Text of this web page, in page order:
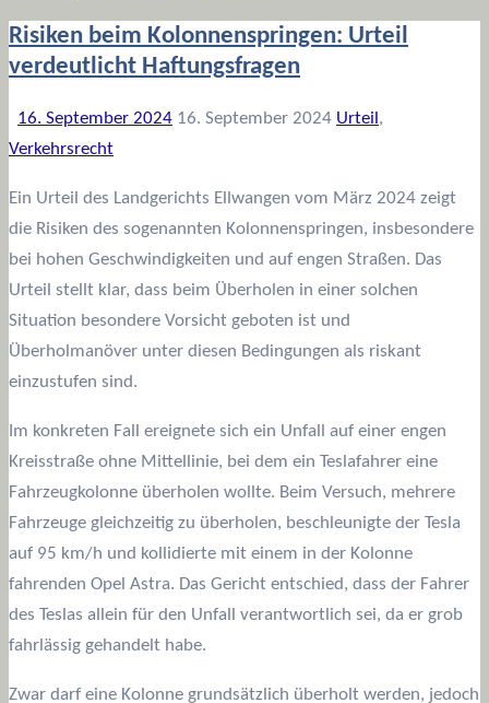
Risiken beim Kolonnenspringen: Urteil
verdeutlicht Haftungsfragen
16. September 2024 16. September 2024 Urteil ,
Verkehrsrecht
Ein Urteil des Landgerichts Ellwangen vom März 2024 zeigt
die Risiken des sogenannten Kolonnenspringen, insbesondere
bei hohen Geschwindigkeiten und auf engen Straßen. Das
Urteil stellt klar, dass beim Überholen in einer solchen
Situation besondere Vorsicht geboten ist und
Überholmanöver unter diesen Bedingungen als riskant
einzustufen sind.
Im konkreten Fall ereignete sich ein Unfall auf einer engen
Kreisstraße ohne Mittellinie, bei dem ein Teslafahrer eine
Fahrzeugkolonne überholen wollte. Beim Versuch, mehrere
Fahrzeuge gleichzeitig zu überholen, beschleunigte der Tesla
auf 95 km/h und kollidierte mit einem in der Kolonne
fahrenden Opel Astra. Das Gericht entschied, dass der Fahrer
des Teslas allein für den Unfall verantwortlich sei, da er grob
fahrlässig gehandelt habe.
Zwar darf eine Kolonne grundsätzlich überholt werden, jedoch